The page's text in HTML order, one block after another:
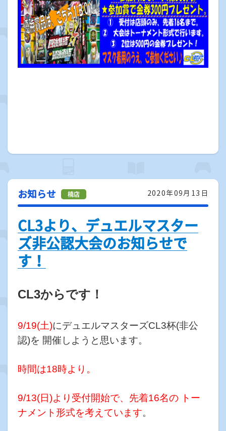
2020年09月13日
お知らせ
CL3より、デュエルマスター
ズ非公認大会のお知らせで
す！
CL3からです！
9/19(土)にデュエルマスターズCL3杯(非公
認)を 開催しようと思います。
時間は18時より。
9/13(日)より受付開始で、先着16名の トー
ナメント形式を考えています。